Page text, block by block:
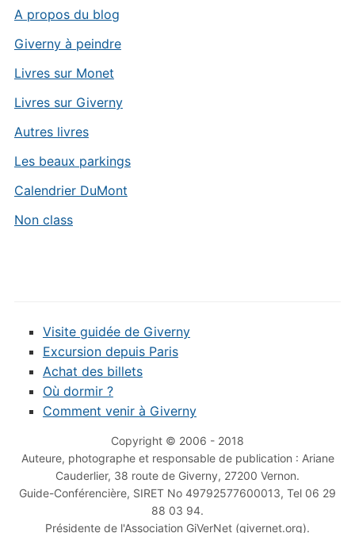
A propos du blog
Giverny à peindre
Livres sur Monet
Livres sur Giverny
Autres livres
Les beaux parkings
Calendrier DuMont
Non class
Visite guidée de Giverny
Excursion depuis Paris
Achat des billets
Où dormir ?
Comment venir à Giverny
Copyright © 2006 - 2018
Auteure, photographe et responsable de publication : Ariane
Cauderlier, 38 route de Giverny, 27200 Vernon.
Guide-Conférencière, SIRET No 49792577600013, Tel 06 29
88 03 94.
Présidente de l'Association GiVerNet (givernet.org).